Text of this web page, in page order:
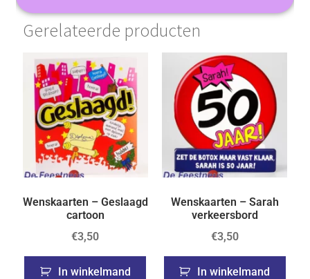
Gerelateerde producten
Wenskaarten – Geslaagd
cartoon
€3,50
In winkelmand
Wenskaarten – Sarah
verkeersbord
€3,50
In winkelmand